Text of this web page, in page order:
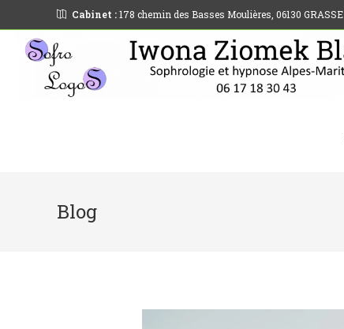
Cabinet :178 chemin des Basses Moulières, 06130 GRASSE
Blog